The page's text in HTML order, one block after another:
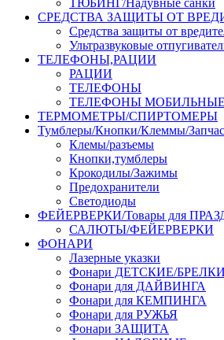
ТЮБИНГ/Надувные санки
СРЕДСТВА ЗАЩИТЫ ОТ
Средства защиты от
Ультразвуковые
ТЕЛЕФОНЫ,РАЦИИ
РАЦИИ
ТЕЛЕФОНЫ
ТЕЛЕФОНЫ МОБИЛЬНЫЕ
ТЕРМОМЕТРЫ/СПИРТОМЕРЫ
Тумблеры/Кнопки/Клеммы/
Клемы/разъемы
Кнопки,тумблеры
Крокодилы/Зажимы
Предохранители
Светодиоды
ФЕЙЕРВЕРКИ/Товары для
САЛЮТЫ/ФЕЙЕРВЕРКИ
ФОНАРИ
Лазерные указки
Фонари ДЕТСКИЕ/БРЕЛКИ
Фонари для ДАЙВИНГА
Фонари для КЕМПИНГА
Фонари для РУЖЬЯ
Фонари ЗАЩИТА